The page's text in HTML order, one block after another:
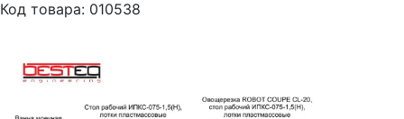
Код товара: 010538